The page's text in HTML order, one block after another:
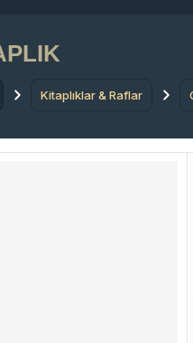
Kitaplıklar & Raflar